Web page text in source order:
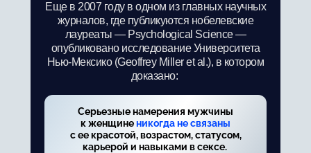
Еще в 2007 году в одном из главных научных
журналов, где публикуются нобелевские
лауреаты — Psychological Science —
опубликовано исследование Университета
Нью-Мексико (Geoffrey Miller et al.), в котором
доказано:
Серьезные намерения мужчины
к женщиненикогда не связаны
с ее красотой, возрастом, статусом,
карьерой и навыками в сексе.